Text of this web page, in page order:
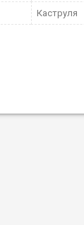
Каструля